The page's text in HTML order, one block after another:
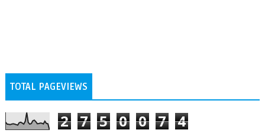
TOTAL PAGEVIEWS
2 7 5 0 0 7 4